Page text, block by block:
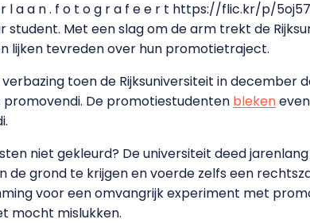
Met een slag om de arm trekt de
lijken tevreden over hun promotietraject.
toen de Rijksuniversiteit in
De promotiestudenten bleken
niet gekleurd? De universiteit deed
de grond te krijgen en voerde zelfs een
voor een omvangrijk experiment met
mocht mislukken.